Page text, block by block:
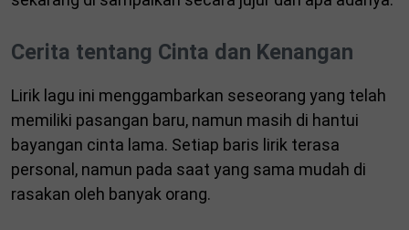
Cerita tentang Cinta dan Kenangan
Lirik lagu ini menggambarkan seseorang yang telah
memiliki pasangan baru, namun masih di hantui
bayangan cinta lama. Setiap baris lirik terasa
personal, namun pada saat yang sama mudah di
rasakan oleh banyak orang.